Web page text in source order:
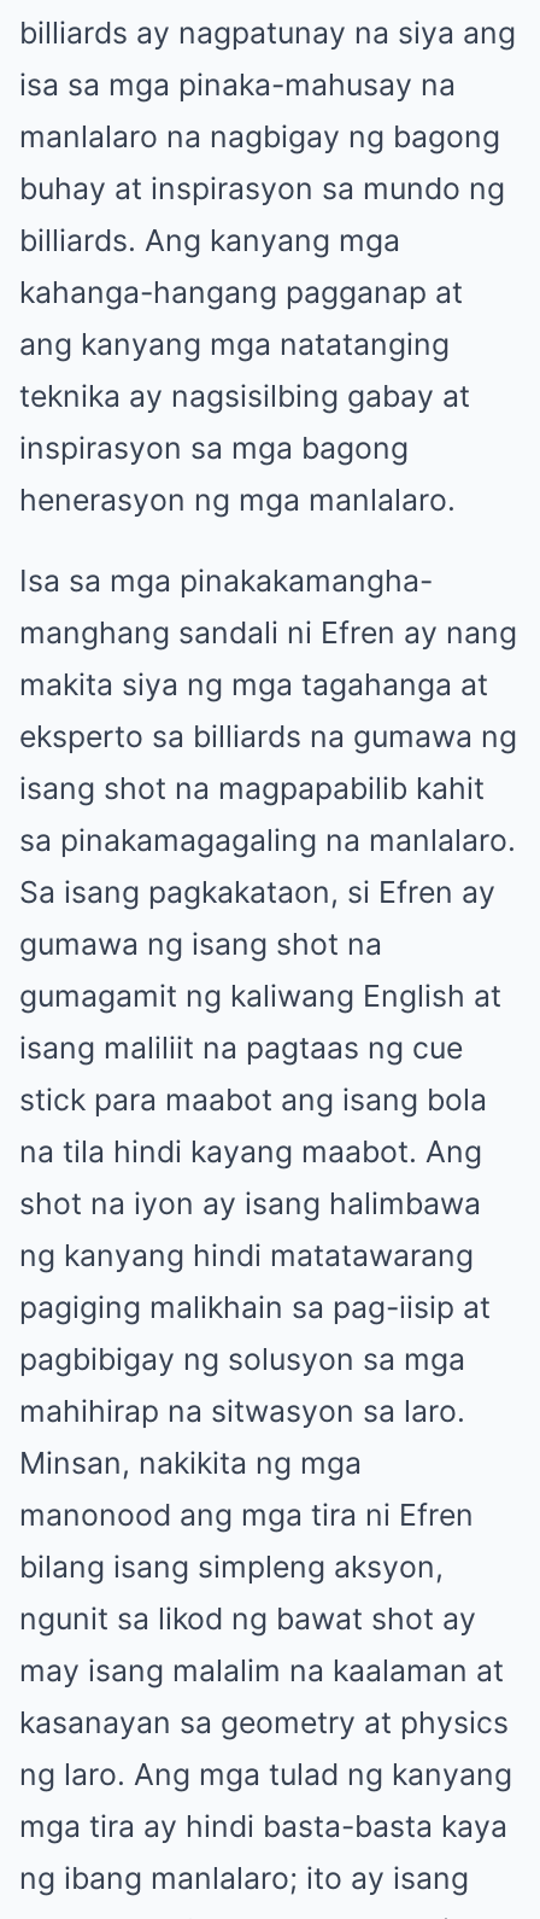
billiards ay nagpatunay na siya ang
isa sa mga pinaka-mahusay na
manlalaro na nagbigay ng bagong
buhay at inspirasyon sa mundo ng
billiards. Ang kanyang mga
kahanga-hangang pagganap at
ang kanyang mga natatanging
teknika ay nagsisilbing gabay at
inspirasyon sa mga bagong
henerasyon ng mga manlalaro.
Isa sa mga pinakakamangha-
manghang sandali ni Efren ay nang
makita siya ng mga tagahanga at
eksperto sa billiards na gumawa ng
isang shot na magpapabilib kahit
sa pinakamagagaling na manlalaro.
Sa isang pagkakataon, si Efren ay
gumawa ng isang shot na
gumagamit ng kaliwang English at
isang maliliit na pagtaas ng cue
stick para maabot ang isang bola
na tila hindi kayang maabot. Ang
shot na iyon ay isang halimbawa
ng kanyang hindi matatawarang
pagiging malikhain sa pag-iisip at
pagbibigay ng solusyon sa mga
mahihirap na sitwasyon sa laro.
Minsan, nakikita ng mga
manonood ang mga tira ni Efren
bilang isang simpleng aksyon,
ngunit sa likod ng bawat shot ay
may isang malalim na kaalaman at
kasanayan sa geometry at physics
ng laro. Ang mga tulad ng kanyang
mga tira ay hindi basta-basta kaya
ng ibang manlalaro; ito ay isang